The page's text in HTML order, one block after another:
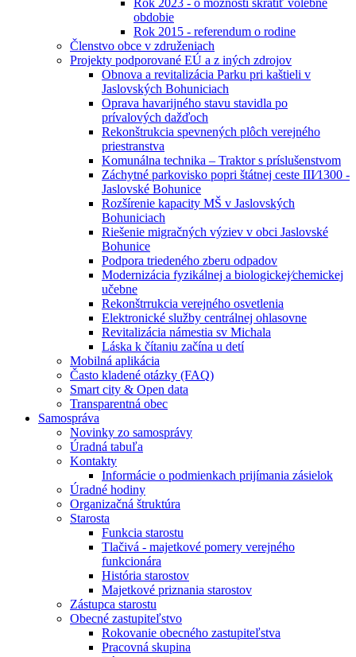
Rok 2023 - o možnosti skrátiť volebné
obdobie
Rok 2015 - referendum o rodine
Členstvo obce v združeniach
Projekty podporované EÚ a z iných zdrojov
Obnova a revitalizácia Parku pri kaštieli v
Jaslovských Bohuniciach
Oprava havarijného stavu stavidla po
prívalových dažďoch
Rekonštrukcia spevnených plôch verejného
priestranstva
Komunálna technika – Traktor s príslušenstvom
Záchytné parkovisko popri štátnej ceste III⁄1300 -
Jaslovské Bohunice
Rozšírenie kapacity MŠ v Jaslovských
Bohuniciach
Riešenie migračných výziev v obci Jaslovské
Bohunice
Podpora triedeného zberu odpadov
Modernizácia fyzikálnej a biologickej⁄chemickej
učebne
Rekonštrrukcia verejného osvetlenia
Elektronické služby centrálnej ohlasovne
Revitalizácia námestia sv Michala
Láska k čítaniu začína u detí
Mobilná aplikácia
Často kladené otázky (FAQ)
Smart city & Open data
Transparentná obec
Samospráva
Novinky zo samosprávy
Úradná tabuľa
Kontakty
Informácie o podmienkach prijímania zásielok
Úradné hodiny
Organizačná štruktúra
Starosta
Funkcia starostu
Tlačivá - majetkové pomery verejného
funkcionára
História starostov
Majetkové priznania starostov
Zástupca starostu
Obecné zastupiteľstvo
Rokovanie obecného zastupiteľstva
Pracovná skupina